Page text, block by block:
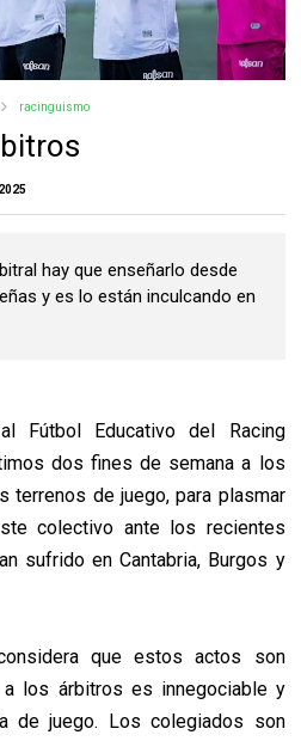
racinguismo
hay que enseñarlo desde
y es lo están inculcando en
Fútbol Educativo del Racing
dos fines de semana a los
terrenos de juego, para plasmar
colectivo ante los recientes
sufrido en Cantabria, Burgos y
que estos actos son
a los árbitros es innegociable y
de juego. Los colegiados son